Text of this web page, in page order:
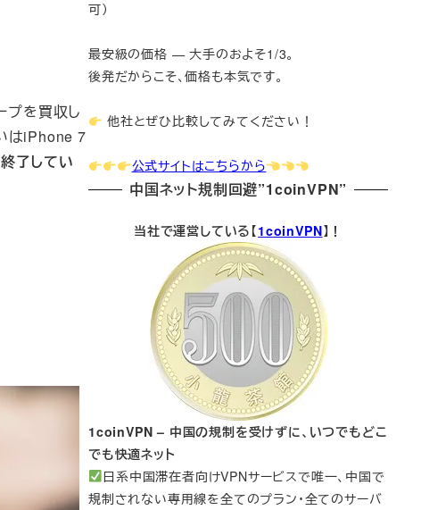
プを買収し
はiPhone 7
了してい
可）
最安級の価格 — 大手のおよそ1/3。
後発だからこそ、価格も本気です。
他社とぜひ比較してみてください！
公式サイトはこちらから
中国ネット規制回避”1coinVPN”
当社で運営している【1coinVPN】！
1coinVPN – 中国の規制を受けずに、いつでもどこ
でも快適ネット
日系中国滞在者向けVPNサービスで唯一、中国で
規制されない専用線を全てのプラン・全てのサーバ